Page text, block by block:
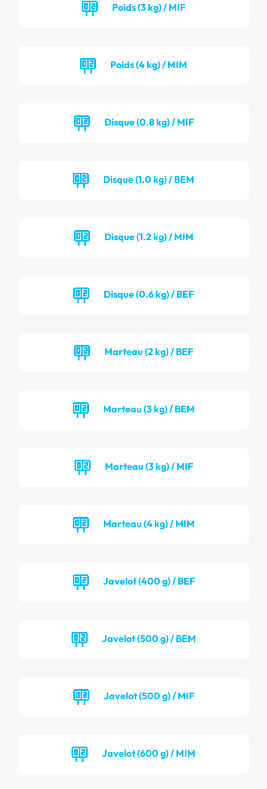
Poids (3 kg) / MIF
Poids (4 kg) / MIM
Disque (0.8 kg) / MIF
Disque (1.0 kg) / BEM
Disque (1.2 kg) / MIM
Disque (0.6 kg) / BEF
Marteau (2 kg) / BEF
Marteau (3 kg) / BEM
Marteau (3 kg) / MIF
Marteau (4 kg) / MIM
Javelot (400 g) / BEF
Javelot (500 g) / BEM
Javelot (500 g) / MIF
Javelot (600 g) / MIM